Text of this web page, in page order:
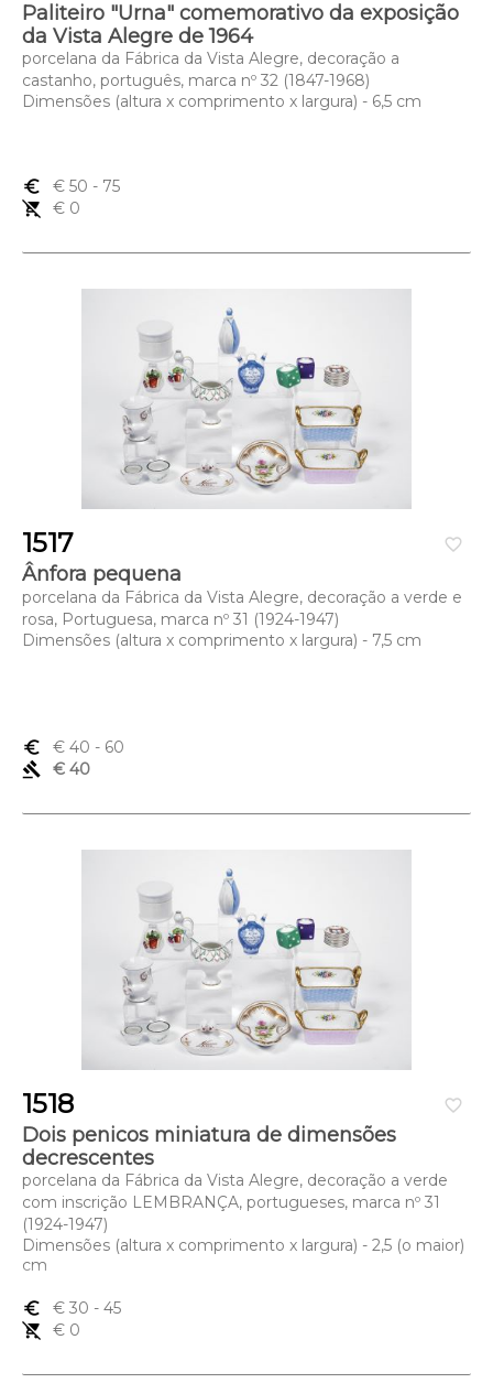
Paliteiro "Urna" comemorativo da exposição
da Vista Alegre de 1964
porcelana da Fábrica da Vista Alegre, decoração a
castanho, português, marca nº 32 (1847-1968)
Dimensões (altura x comprimento x largura) - 6,5 cm
euro_symbol € 50 - 75
remove_shopping_cart
€ 0
favorite_border
1517
Ânfora pequena
porcelana da Fábrica da Vista Alegre, decoração a verde e
rosa, Portuguesa, marca nº 31 (1924-1947)
Dimensões (altura x comprimento x largura) - 7,5 cm
euro_symbol € 40 - 60
gavel
€ 40
favorite_border
1518
Dois penicos miniatura de dimensões
decrescentes
porcelana da Fábrica da Vista Alegre, decoração a verde
com inscrição LEMBRANÇA, portugueses, marca nº 31
(1924-1947)
Dimensões (altura x comprimento x largura) - 2,5 (o maior)
cm
euro_symbol € 30 - 45
remove_shopping_cart
€ 0